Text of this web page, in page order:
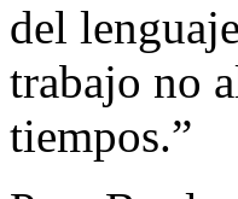
del
trabajo no
tiempos.”